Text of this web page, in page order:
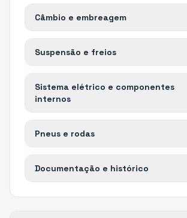
Câmbio e embreagem
Suspensão e freios
Sistema elétrico e componentes
internos
Pneus e rodas
Documentação e histórico